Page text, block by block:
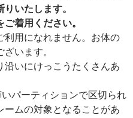
いたします。
着用ください。
利用になれません。お体の
います。
いにけっこうたくさんあ
パーティションで区切られ
ームの対象となることがあ